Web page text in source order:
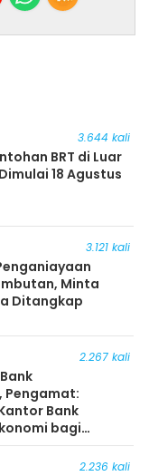
3.644 kali
BRT di Luar
18 Agustus
3.121 kali
Minta
Ditangkap
2.267 kali
Pengamat:
Bank
bagi
2.236 kali